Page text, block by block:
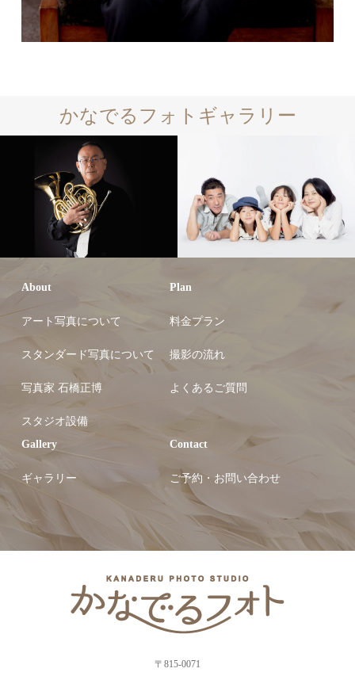
かなでるフォトギャラリー
About
アート写真について
スタンダード写真について
写真家 石橋正博
スタジオ設備
Plan
料金プラン
撮影の流れ
よくあるご質問
Gallery
ギャラリー
Contact
ご予約・お問い合わせ
〒815-0071